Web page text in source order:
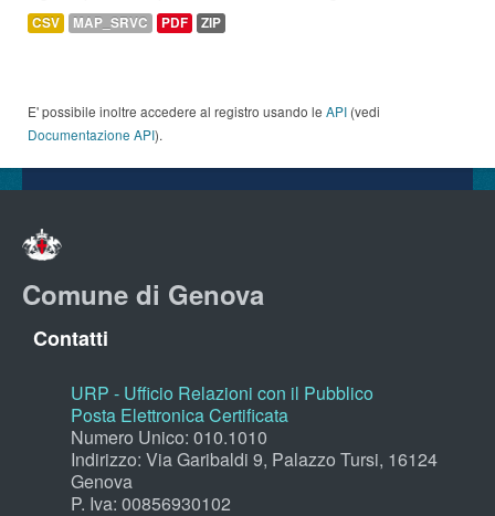
CSV MAP_SRVC PDF ZIP
E' possibile inoltre accedere al registro usando le API (vedi
Documentazione API).
Comune di Genova
Contatti
URP - Ufficio Relazioni con il Pubblico
Posta Elettronica Certificata
Numero Unico: 010.1010
Indirizzo: Via Garibaldi 9, Palazzo Tursi, 16124
Genova
P. Iva: 00856930102